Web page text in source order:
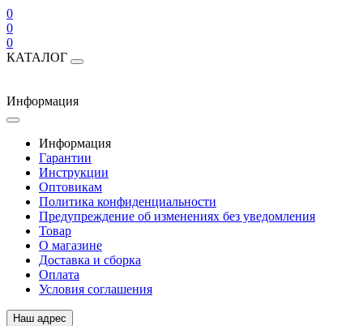
0
0
0
КАТАЛОГ
Информация
Информация
Гарантии
Инструкции
Оптовикам
Политика конфиденциальности
Предупреждение об изменениях без уведомления
Товар
О магазине
Доставка и сборка
Оплата
Условия соглашения
Наш адрес